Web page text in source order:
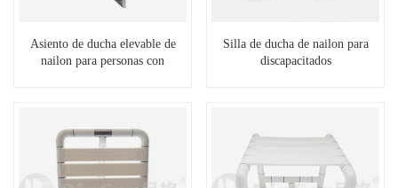
Asiento de ducha elevable de
nailon para personas con
Silla de ducha de nailon para
discapacitados